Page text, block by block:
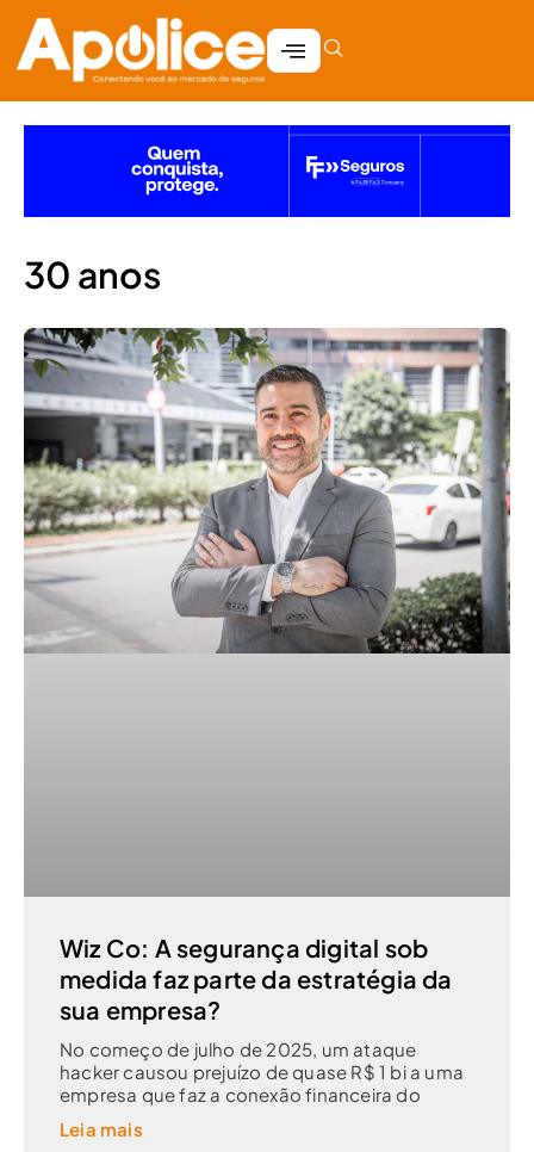
30 anos
Wiz Co: A segurança digital sob
medida faz parte da estratégia da
sua empresa?
No começo de julho de 2025, um ataque
hacker causou prejuízo de quase R$ 1 bi a uma
empresa que faz a conexão financeira do
Leia mais